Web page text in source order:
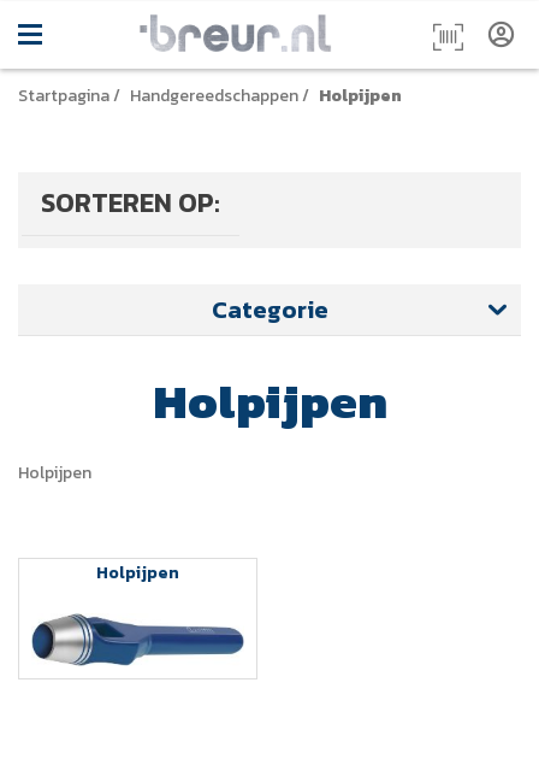
Startpagina/ Handgereedschappen/ Holpijpen
SORTEREN OP:
Categorie
Holpijpen
Holpijpen
Holpijpen